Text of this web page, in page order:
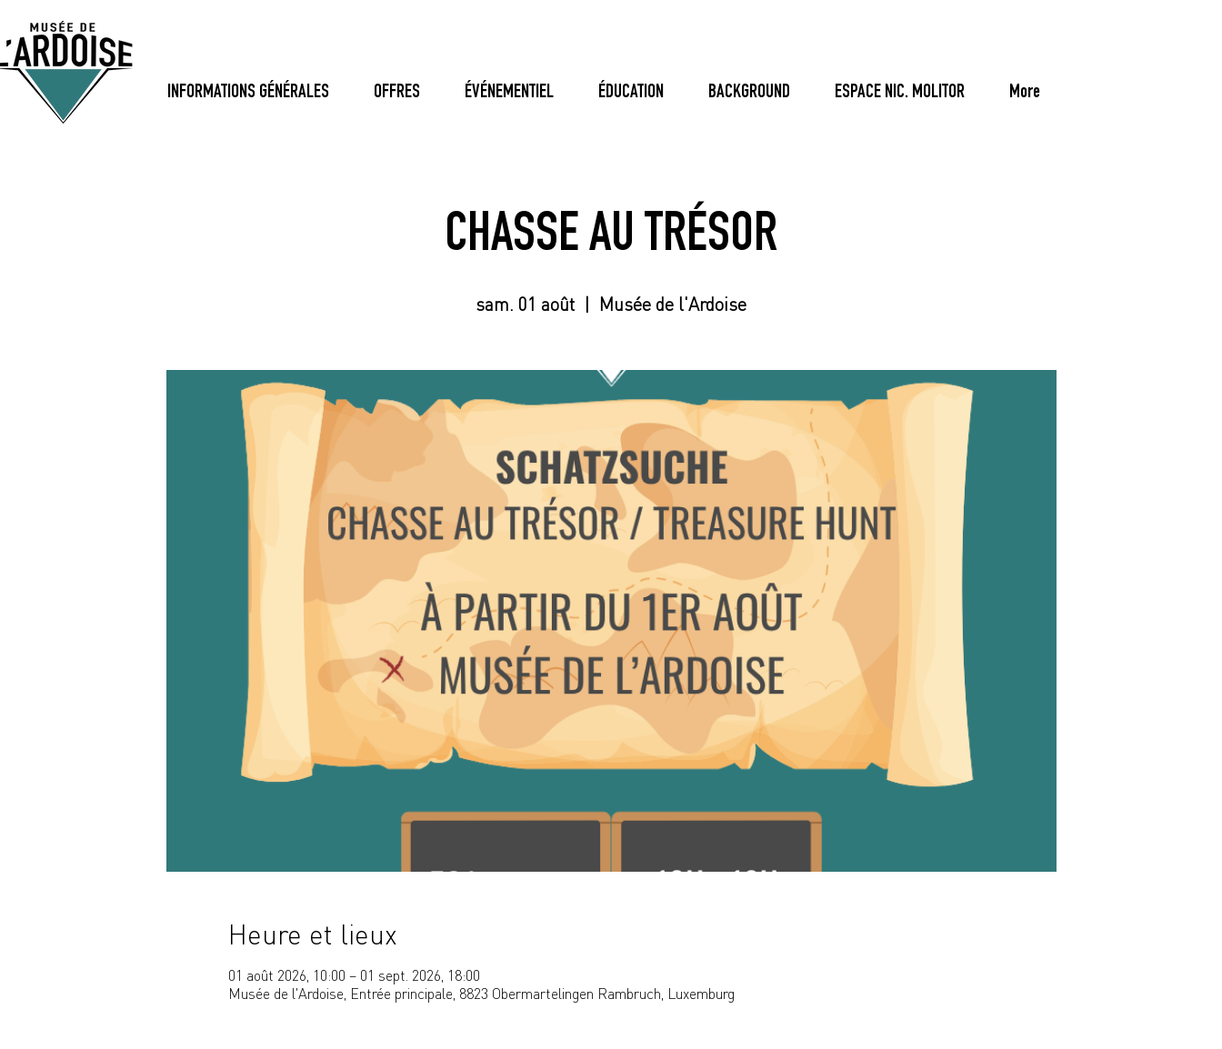
INFORMATIONS GÉNÉRALES OFFRES ÉVÉNEMENTIEL ÉDUCATION BACKGROUND ESPACE NIC. MOLITOR More
CHASSE AU TRÉSOR
sam. 01 août
  |
Musée de l'Ardoise
Heure et lieux
01 août 2026, 10:00 – 01 sept. 2026, 18:00
Musée de l'Ardoise, Entrée principale, 8823 Obermartelingen Rambruch, Luxemburg